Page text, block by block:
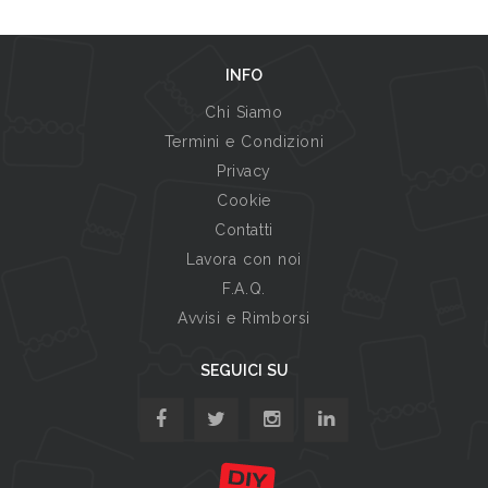
INFO
Chi Siamo
Termini e Condizioni
Privacy
Cookie
Contatti
Lavora con noi
F.A.Q.
Avvisi e Rimborsi
SEGUICI SU